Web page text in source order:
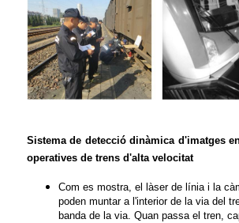
Sistema de detecció dinàmica d'imatges
operatives de trens d'alta velocitat
Com es mostra, el làser de línia i la
poden muntar a l'interior de la via del
banda de la via. Quan passa el tren,